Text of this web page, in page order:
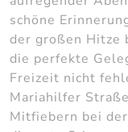
schöne
der großen Hitze
die perfekte
Freizeit nicht
Mariahilfer
Mitfiebern bei